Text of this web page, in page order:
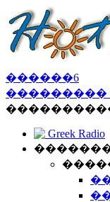
������6
���������
Greek Radio